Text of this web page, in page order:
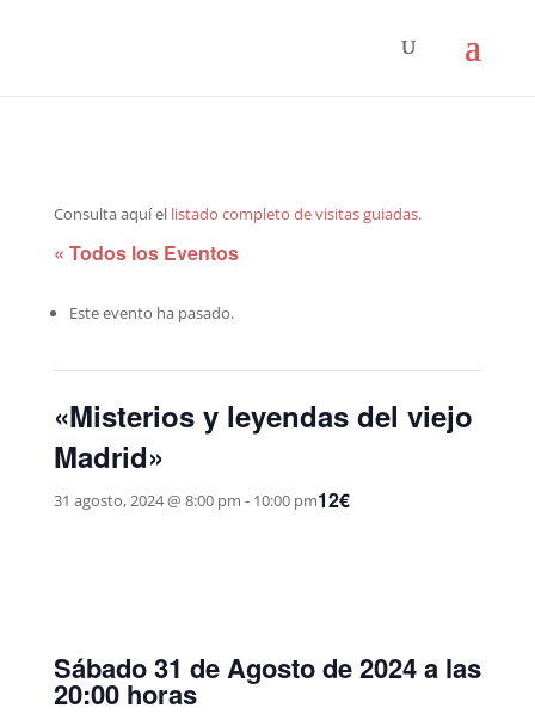
Consulta aquí el listado completo de visitas guiadas.
« Todos los Eventos
Este evento ha pasado.
«Misterios y leyendas del viejo
Madrid»
31 agosto, 2024 @ 8:00 pm - 10:00 pm12€
Sábado 31 de Agosto de 2024 a las
20:00 horas